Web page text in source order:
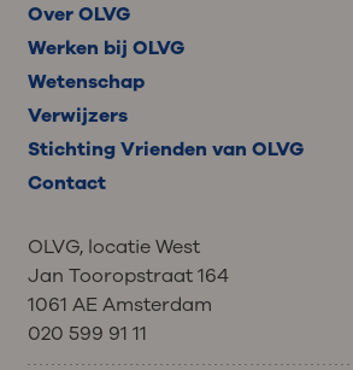
Over OLVG
Werken bij OLVG
Wetenschap
Verwijzers
Stichting Vrienden van OLVG
Contact
OLVG, locatie West
Jan Tooropstraat 164
1061 AE Amsterdam
020 599 91 11